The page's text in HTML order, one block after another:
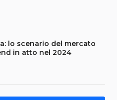
lo scenario del mercato
in atto nel 2024